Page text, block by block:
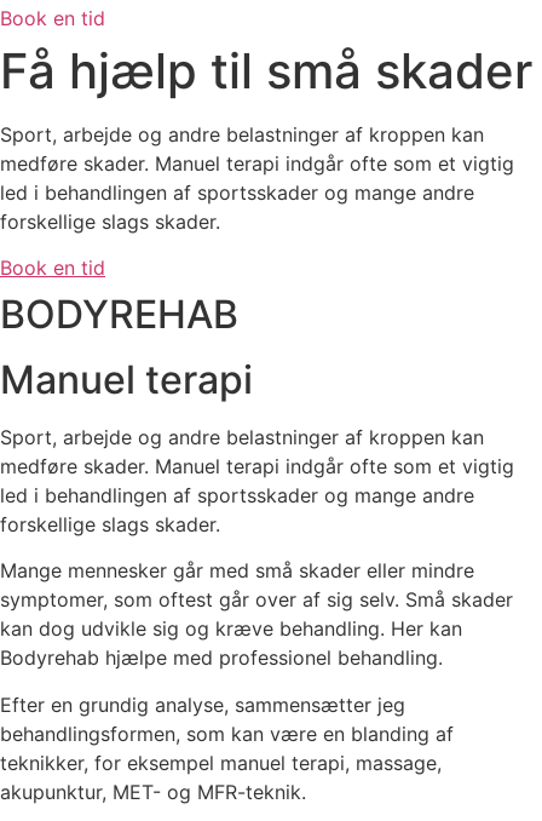
Book en tid
Få hjælp til små skader
Sport, arbejde og andre belastninger af kroppen kan
medføre skader. Manuel terapi indgår ofte som et vigtig
led i behandlingen af sportsskader og mange andre
forskellige slags skader.
Book en tid
BODYREHAB
Manuel terapi
Sport, arbejde og andre belastninger af kroppen kan
medføre skader. Manuel terapi indgår ofte som et vigtig
led i behandlingen af sportsskader og mange andre
forskellige slags skader.
Mange mennesker går med små skader eller mindre
symptomer, som oftest går over af sig selv. Små skader
kan dog udvikle sig og kræve behandling. Her kan
Bodyrehab hjælpe med professionel behandling.
Efter en grundig analyse, sammensætter jeg
behandlingsformen, som kan være en blanding af
teknikker, for eksempel manuel terapi, massage,
akupunktur, MET- og MFR-teknik.